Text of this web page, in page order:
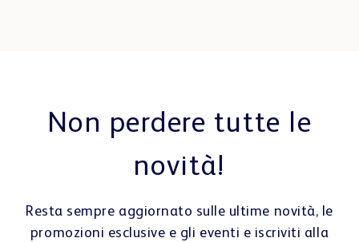
Non perdere tutte le
novità!
Resta sempre aggiornato sulle ultime novità, le
promozioni esclusive e gli eventi e iscriviti alla